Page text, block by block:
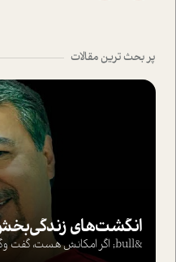
پر بحث ترین مقالات
انگشت‌های‌
&bull; اگر امکانش هست، گفت وگو را با روا...